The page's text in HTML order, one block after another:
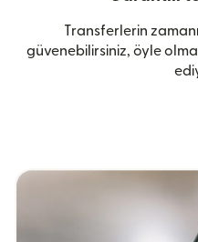
Transferlerin
güvenebilirsiniz, öyle